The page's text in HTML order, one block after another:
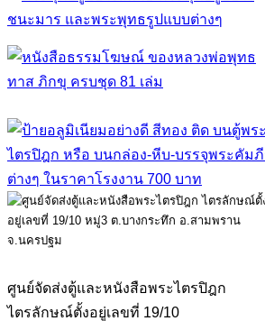
ศูนย์จัดส่งตู้และหนังสือพระไตรปิฎก
ไตรลักษณ์ตั้งอยู่เลขที่ 19/10